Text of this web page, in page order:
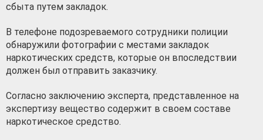
сбыта путем закладок.
В телефоне подозреваемого сотрудники полиции
обнаружили фотографии с местами закладок
наркотических средств, которые он впоследствии
должен был отправить заказчику.
Согласно заключению эксперта, представленное на
экспертизу вещество содержит в своем составе
наркотическое средство.